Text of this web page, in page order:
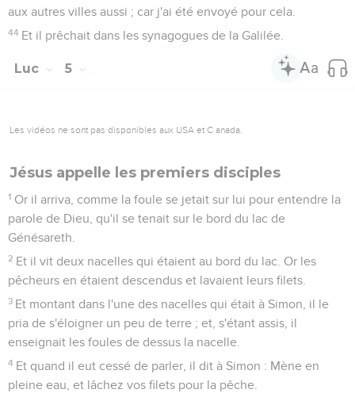
aux autres villes aussi ; car j'ai été envoyé pour cela.
44 Et il prêchait dans les synagogues de la Galilée.
Luc 5
Les vidéos ne sont pas disponibles aux USA et C anada.
Jésus appelle les premiers disciples
1 Or il arriva, comme la foule se jetait sur lui pour entendre la
parole de Dieu, qu'il se tenait sur le bord du lac de
Génésareth.
2 Et il vit deux nacelles qui étaient au bord du lac. Or les
pêcheurs en étaient descendus et lavaient leurs filets.
3 Et montant dans l'une des nacelles qui était à Simon, il le
pria de s'éloigner un peu de terre ; et, s'étant assis, il
enseignait les foules de dessus la nacelle.
4 Et quand il eut cessé de parler, il dit à Simon : Mène en
pleine eau, et lâchez vos filets pour la pêche.